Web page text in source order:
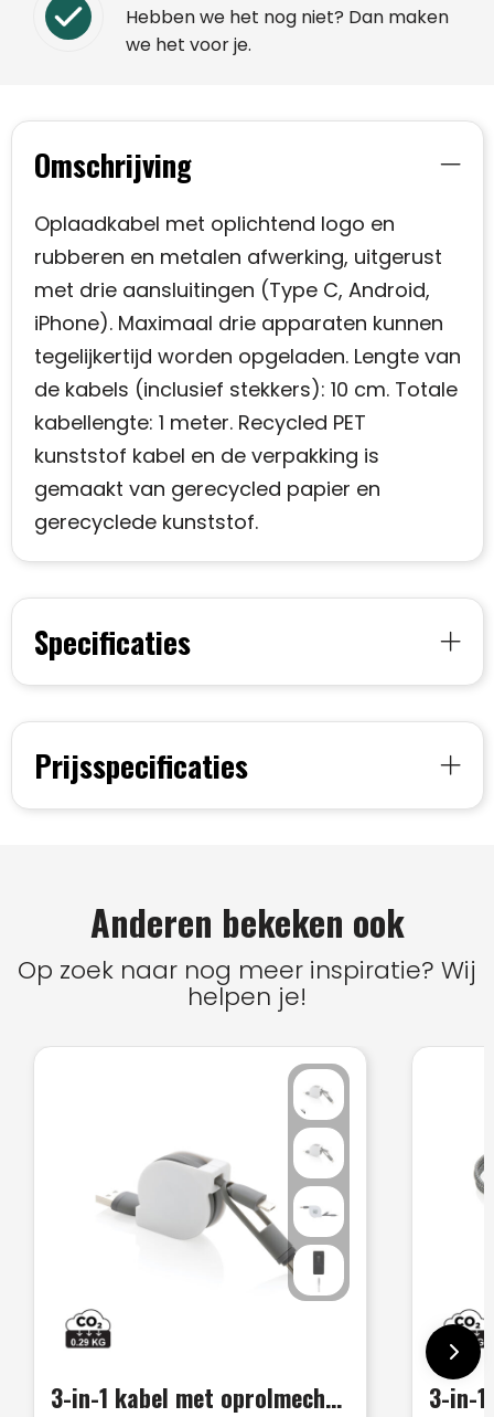
Hebben we het nog niet? Dan maken
we het voor je.
Omschrijving
Oplaadkabel met oplichtend logo en
rubberen en metalen afwerking, uitgerust
met drie aansluitingen (Type C, Android,
iPhone). Maximaal drie apparaten kunnen
tegelijkertijd worden opgeladen. Lengte van
de kabels (inclusief stekkers): 10 cm. Totale
kabellengte: 1 meter. Recycled PET
kunststof kabel en de verpakking is
gemaakt van gerecycled papier en
gerecyclede kunststof.
Specificaties
Prijsspecificaties
Anderen bekeken ook
Op zoek naar nog meer inspiratie? Wij
helpen je!
3-in-1 kabel met oprolmechanisme 3-in-